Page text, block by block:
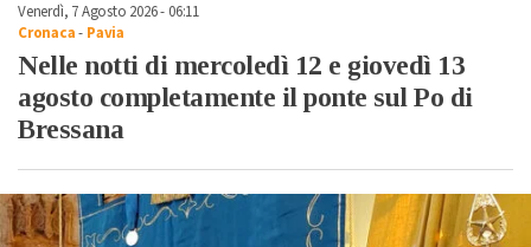
Venerdì, 7 Agosto 2026 - 06:11
Cronaca- Pavia
Nelle notti di mercoledì 12 e giovedì 13
agosto completamente il ponte sul Po di
Bressana